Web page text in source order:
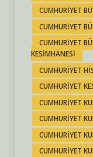
CUMHURIYET
CUMHURIYET
CUMHURIYET
KESIMHANESI
CUMHURIYET
CUMHURIYET
CUMHURIYET
CUMHURIYET
CUMHURIYET
CUMHURIYET